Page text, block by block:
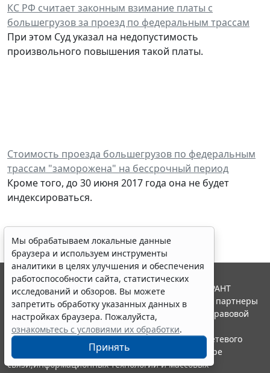
КС РФ считает законным взимание платы с
большегрузов за проезд по федеральным трассам
При этом Суд указал на недопустимость
произвольного повышения такой платы.
Стоимость проезда большегрузов по федеральным
трассам "заморожена" на бессрочный период
Кроме того, до 30 июня 2017 года она не будет
индексироваться.
Мы обрабатываем локальные данные
браузера и используем инструменты
аналитики в целях улучшения и обеспечения
работоспособности сайта, статистических
исследований и обзоров. Вы можете
запретить обработку указанных данных в
настройках браузера. Пожалуйста,
ознакомьтесь с условиями их обработки.
Принять
© ООО "НПП "ГАРАНТ-СЕРВИС", 2026. Система ГАРАНТ
выпускается с 1990 года. Компания "Гарант" и ее партнеры
являются участниками Российской ассоциации правовой
информации ГАРАНТ.
Портал ГАРАНТ.РУ зарегистрирован в качестве сетевого
издания Федеральной службой по надзору в сфере
связи,информационных технологий и массовых